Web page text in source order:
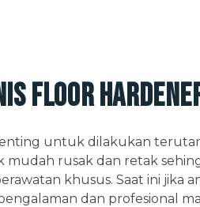
Floor
untuk dilakukan
rusak dan retak
khusus. Saat ini jika
dan profesional